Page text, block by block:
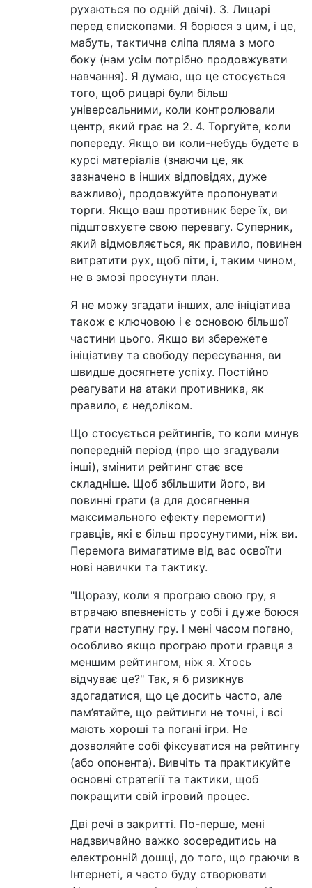
рухаються по одній двічі). 3. Лицарі
перед єпископами. Я борюся з цим, і це,
мабуть, тактична сліпа пляма з мого
боку (нам усім потрібно продовжувати
навчання). Я думаю, що це стосується
того, щоб рицарі були більш
універсальними, коли контролювали
центр, який грає на 2. 4. Торгуйте, коли
попереду. Якщо ви коли-небудь будете в
курсі матеріалів (знаючи це, як
зазначено в інших відповідях, дуже
важливо), продовжуйте пропонувати
торги. Якщо ваш противник бере їх, ви
підштовхуєте свою перевагу. Суперник,
який відмовляється, як правило, повинен
витратити рух, щоб піти, і, таким чином,
не в змозі просунути план.
Я не можу згадати інших, але ініціатива
також є ключовою і є основою більшої
частини цього. Якщо ви збережете
ініціативу та свободу пересування, ви
швидше досягнете успіху. Постійно
реагувати на атаки противника, як
правило, є недоліком.
Що стосується рейтингів, то коли минув
попередній період (про що згадували
інші), змінити рейтинг стає все
складніше. Щоб збільшити його, ви
повинні грати (а для досягнення
максимального ефекту перемогти)
гравців, які є більш просунутими, ніж ви.
Перемога вимагатиме від вас освоїти
нові навички та тактику.
"Щоразу, коли я програю свою гру, я
втрачаю впевненість у собі і дуже боюся
грати наступну гру. І мені часом погано,
особливо якщо програю проти гравця з
меншим рейтингом, ніж я. Хтось
відчуває це?" Так, я б ризикнув
здогадатися, що це досить часто, але
пам’ятайте, що рейтинги не точні, і всі
мають хороші та погані ігри. Не
дозволяйте собі фіксуватися на рейтингу
(або опонента). Вивчіть та практикуйте
основні стратегії та тактики, щоб
покращити свій ігровий процес.
Дві речі в закритті. По-перше, мені
надзвичайно важко зосередитись на
електронній дошці, до того, що граючи в
Інтернеті, я часто буду створювати